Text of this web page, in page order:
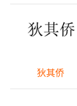
狄其侨